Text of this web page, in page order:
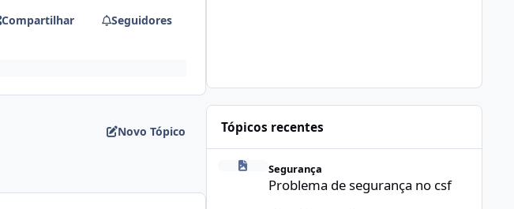
Compartilhar Seguidores
Novo Tópico Tópicos recentes
Problema de segurança no csf
Segurança
Problema de segurança no csf